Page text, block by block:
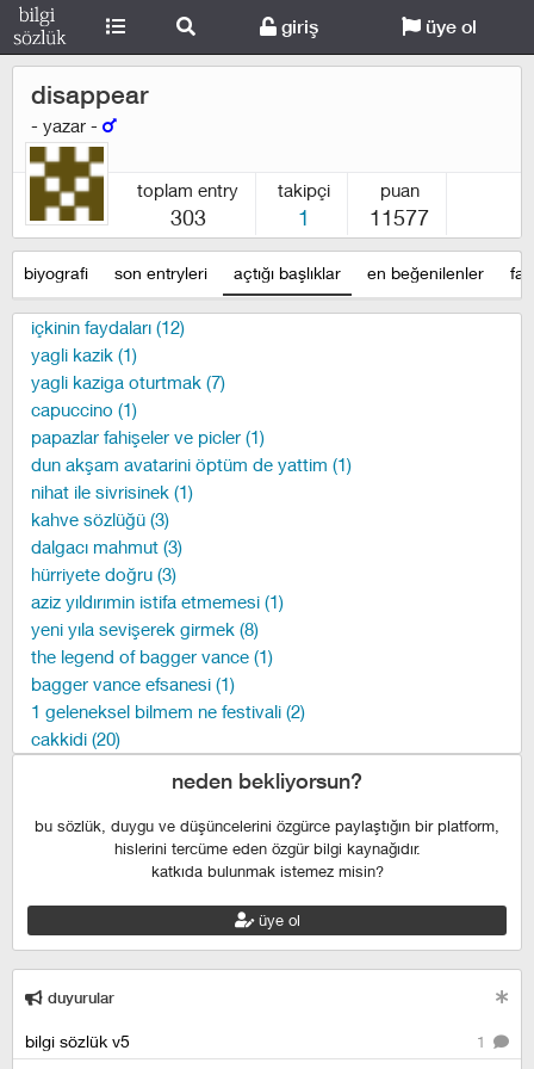
giriş üye ol
disappear
- yazar -
toplam entry
303
takipçi
1
puan
11577
biyografi son entryleri açtığı başlıklar en beğenilenler
içkinin faydaları (12)
yagli kazik (1)
yagli kaziga oturtmak (7)
capuccino (1)
papazlar fahişeler ve picler (1)
dun akşam avatarini öptüm de yattim (1)
nihat ile sivrisinek (1)
kahve sözlüğü (3)
dalgacı mahmut (3)
hürriyete doğru (3)
aziz yıldırımin istifa etmemesi (1)
yeni yıla sevişerek girmek (8)
the legend of bagger vance (1)
bagger vance efsanesi (1)
1 geleneksel bilmem ne festivali (2)
cakkidi (20)
neden bekliyorsun?
bu sözlük, duygu ve düşüncelerini özgürce paylaştığın bir platform,
hislerini tercüme eden özgür bilgi kaynağıdır.
katkıda bulunmak istemez misin?
üye ol
duyurular
1
bilgi sözlük v5